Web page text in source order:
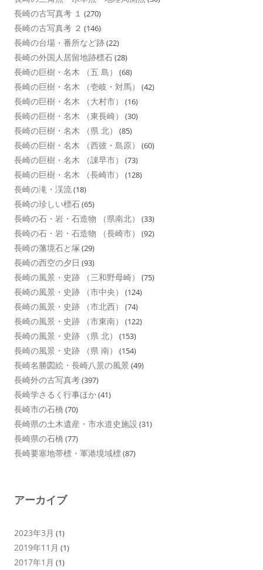
長崎の古写真考 １ (270)
長崎の古写真考 ２ (146)
長崎の台場・番所など跡(22)
長崎の外国人居留地跡標石(28)
長崎の巨樹・名木 （五 島） (68)
長崎の巨樹・名木 （壱岐・対馬） (42)
長崎の巨樹・名木 （大村市） (16)
長崎の巨樹・名木 （東長崎） (30)
長崎の巨樹・名木 （県 北） (85)
長崎の巨樹・名木 （西彼・島原） (60)
長崎の巨樹・名木 （諌早市） (73)
長崎の巨樹・名木 （長崎市） (128)
長崎の滝・渓流(18)
長崎の珍しい標石(65)
長崎の石・岩・石造物 （県南北） (33)
長崎の石・岩・石造物 （長崎市） (92)
長崎の藩境石と塚 (29)
長崎の西空の夕日 (93)
長崎の風景・史跡 （三和野母崎） (75)
長崎の風景・史跡 （市中央） (124)
長崎の風景・史跡 （市北西） (74)
長崎の風景・史跡 （市東南） (122)
長崎の風景・史跡 （県 北） (153)
長崎の風景・史跡 （県 南） (154)
長崎名勝図絵・長崎八景の風景 (49)
長崎外の古写真考(397)
長崎学さるく行事ほか(41)
長崎市の石橋 (70)
長崎県の土木遺産・市水道史施設 (31)
長崎県の石橋 (77)
長崎要塞地帯標・軍港境域標(87)
アーカイブ
2023年3月 (1)
2019年11月 (1)
2017年1月 (1)